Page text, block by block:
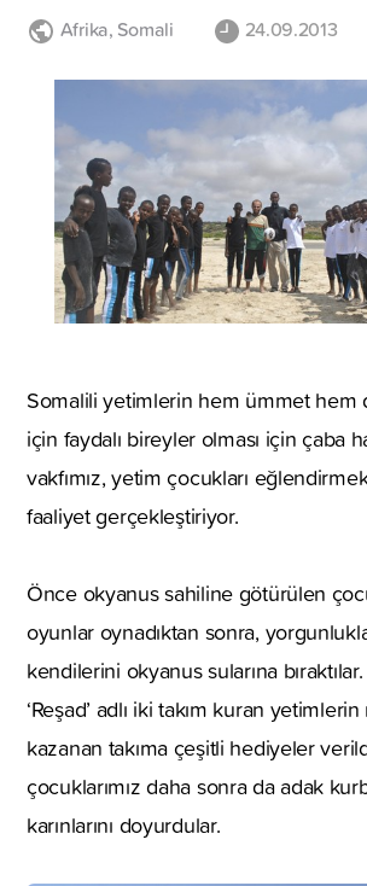
Afrika, Somali 24.09.2013
Somalili yetimlerin hem ümmet hem
için faydalı bireyler olması için çaba
vakfımız, yetim çocukları
faaliyet gerçekleştiriyor.
Önce okyanus sahiline götürülen
oyunlar oynadıktan sonra,
kendilerini okyanus sularına bıraktılar.
‘Reşad’ adlı iki takım kuran
kazanan takıma çeşitli hediyeler
çocuklarımız daha sonra da adak
karınlarını doyurdular.